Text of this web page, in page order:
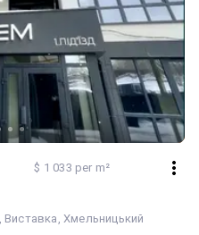
$ 1 033 per m²
Виставка Хмельницький